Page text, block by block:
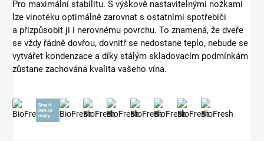
Pro maximální stabilitu. S výškově nastavitelnými nožkami
lze vinotéku optimálně zarovnat s ostatními spotřebiči
a přizpůsobit ji i nerovnému povrchu. To znamená, že dveře
se vždy řádně dovřou, dovnitř se nedostane teplo, nebude se
vytvářet kondenzace a díky stálým skladovacím podmínkám
zůstane zachována kvalita vašeho vína.